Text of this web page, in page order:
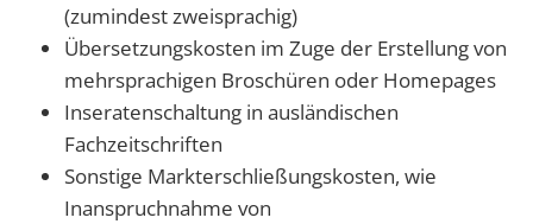
(zumindest zweisprachig)
Übersetzungskosten im Zuge der Erstellung von
mehrsprachigen Broschüren oder Homepages
Inseratenschaltung in ausländischen
Fachzeitschriften
Sonstige Markterschließungskosten, wie
Inanspruchnahme von